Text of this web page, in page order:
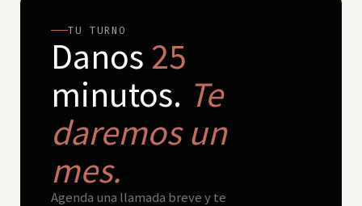
TU TURNO
Danos 25
minutos. Te
daremos un
mes.
Agenda una llamada breve y te